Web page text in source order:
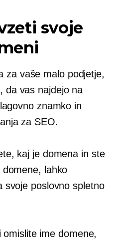
svoje
za vaše malo podjetje,
da vas najdejo na
znamko in
za SEO.
kaj je domena in ste
lahko
svoje poslovno spletno
ime domene,